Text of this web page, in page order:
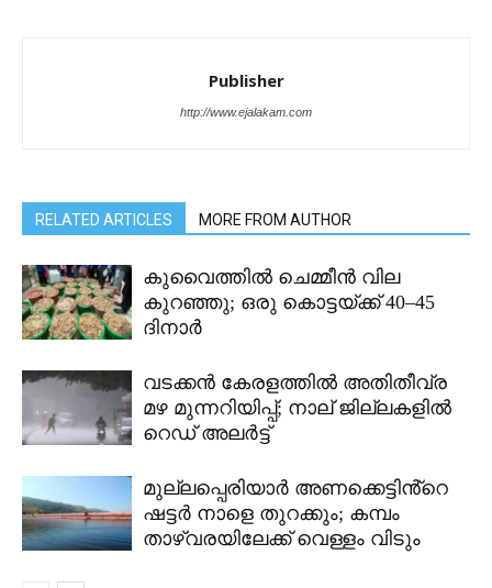
Publisher
http://www.ejalakam.com
RELATED ARTICLES MORE FROM AUTHOR
കുവൈത്തിൽ ചെമ്മീൻ വില
കുറഞ്ഞു; ഒരു കൊട്ടയ്ക്ക് 40–45
ദിനാർ
വടക്കൻ കേരളത്തിൽ അതിതീവ്ര
മഴ മുന്നറിയിപ്പ്; നാല് ജില്ലകളിൽ
റെഡ് അലർട്ട്
മുല്ലപ്പെരിയാർ അണക്കെട്ടിൻ്റെ
ഷട്ടർ നാളെ തുറക്കും; കമ്പം
താഴ്വരയിലേക്ക് വെള്ളം വിടും